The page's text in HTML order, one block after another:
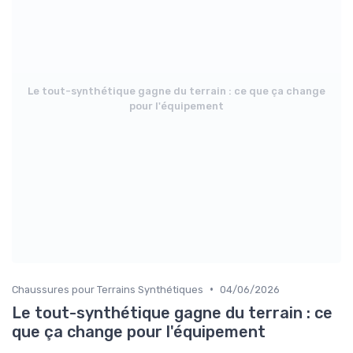
Le tout-synthétique gagne du terrain : ce que ça change
pour l'équipement
Chaussures pour Terrains Synthétiques • 04/06/2026
Le tout-synthétique gagne du terrain : ce
que ça change pour l'équipement